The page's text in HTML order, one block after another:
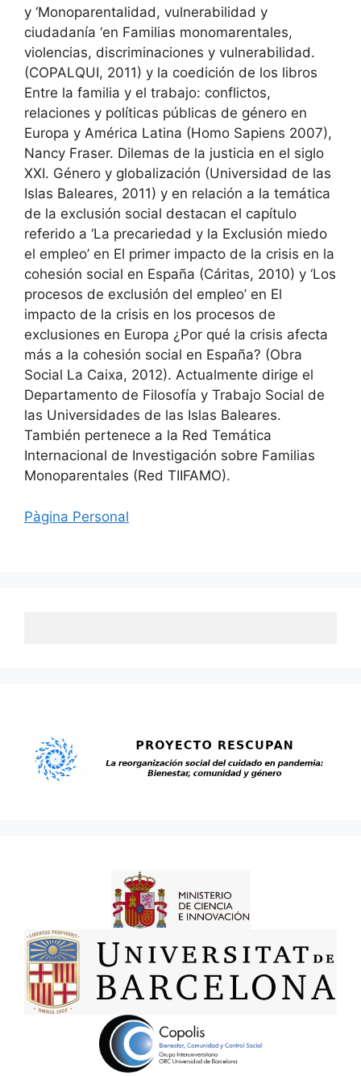
y ‘Monoparentalidad, vulnerabilidad y
ciudadanía ‘en Familias monomarentales,
violencias, discriminaciones y vulnerabilidad.
(COPALQUI, 2011) y la coedición de los libros
Entre la familia y el trabajo: conflictos,
relaciones y políticas públicas de género en
Europa y América Latina (Homo Sapiens 2007),
Nancy Fraser. Dilemas de la justicia en el siglo
XXI. Género y globalización (Universidad de las
Islas Baleares, 2011) y en relación a la temática
de la exclusión social destacan el capítulo
referido a ‘La precariedad y la Exclusión miedo
el empleo’ en El primer impacto de la crisis en la
cohesión social en España (Cáritas, 2010) y ‘Los
procesos de exclusión del empleo’ en El
impacto de la crisis en los procesos de
exclusiones en Europa ¿Por qué la crisis afecta
más a la cohesión social en España? (Obra
Social La Caixa, 2012). Actualmente dirige el
Departamento de Filosofía y Trabajo Social de
las Universidades de las Islas Baleares.
También pertenece a la Red Temática
Internacional de Investigación sobre Familias
Monoparentales (Red TIIFAMO).
Pàgina Personal